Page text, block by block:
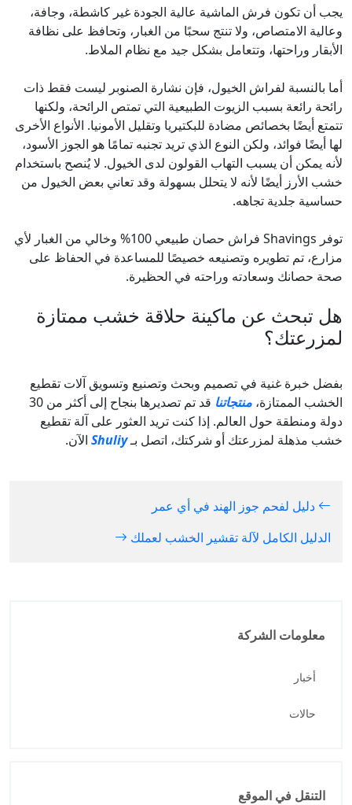
معلومات الشركة
أخبار
حالات
التنقل في الموقع
يجب أن تكون فرش الماشية عالية الجودة غير كاشطة، وجافة،
وعالية الامتصاص، ولا تنتج سحبًا من الغبار، وتحافظ على نظافة
الأبقار وراحتها، وتتعامل بشكل جيد مع نظام الملاط.
أما بالنسبة لفراش الخيول، فإن نشارة الصنوبر ليست فقط ذات
رائحة رائعة بسبب الزيوت الطبيعية التي تمتص الرائحة، ولكنها
تتمتع أيضًا بخصائص مضادة للبكتيريا وتقليل الأمونيا. الأنواع الأخرى
لها أيضًا فوائد، ولكن النوع الذي تريد تجنبه تمامًا هو الجوز الأسود،
لأنه يمكن أن يسبب التهاب القولون لدى الخيول. لا يُنصح باستخدام
خشب الأرز أيضًا لأنه لا يتحلل بسهولة وقد تعاني بعض الخيول من
حساسية جلدية تجاهه.
توفر Shavings فراش حصان طبيعي 100% وخالي من الغبار لأي
مزارع، تم تطويره وتصنيعه خصيصًا للمساعدة في الحفاظ على
صحة حصانك وسعادته وراحته في الحظيرة.
هل تبحث عن ماكينة حلاقة خشب ممتازة
لمزرعتك؟
بفضل خبرة غنية في تصميم وبحث وتصنيع وتسويق آلات تقطيع
الخشب الممتازة، منتجاتنا
قد تم تصديرها بنجاح إلى أكثر من 30
دولة ومنطقة حول العالم. إذا كنت تريد العثور على آلة تقطيع
خشب مذهلة لمزرعتك أو شركتك، اتصل بـShuliy الآن.
دليل لفحم جوز الهند في أي عمر
الدليل الكامل لآلة تقشير الخشب لعملك